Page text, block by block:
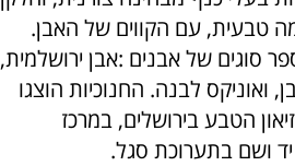
טבעית, עם הקווים של האבן.
סוגים של אבנים :אבן ירושלמית,
ואוניקס לבנה. החנוכיות הוצגו
הטבע בירושלים, במרכז
יד ושם בתערוכת סגל.